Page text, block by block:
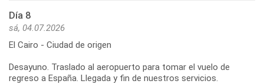
Día 8
sá, 04.07.2026
El Cairo - Ciudad de origen
Desayuno. Traslado al aeropuerto para tomar el vuelo de
regreso a España. Llegada y fin de nuestros servicios.